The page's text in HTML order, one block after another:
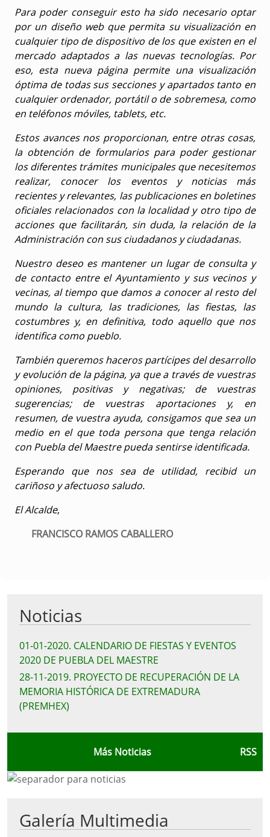
Para poder conseguir esto ha sido necesario optar
por un diseño web que permita su visualización en
cualquier tipo de dispositivo de los que existen en el
mercado adaptados a las nuevas tecnologías. Por
eso, esta nueva página permite una visualización
óptima de todas sus secciones y apartados tanto en
cualquier ordenador, portátil o de sobremesa, como
en teléfonos móviles, tablets, etc.
Estos avances nos proporcionan, entre otras cosas,
la obtención de formularios para poder gestionar
los diferentes trámites municipales que necesitemos
realizar, conocer los eventos y noticias más
recientes y relevantes, las publicaciones en boletines
oficiales relacionados con la localidad y otro tipo de
acciones que facilitarán, sin duda, la relación de la
Administración con sus ciudadanos y ciudadanas.
Nuestro deseo es mantener un lugar de consulta y
de contacto entre el Ayuntamiento y sus vecinos y
vecinas, al tiempo que damos a conocer al resto del
mundo la cultura, las tradiciones, las fiestas, las
costumbres y, en definitiva, todo aquello que nos
identifica como pueblo.
También queremos haceros partícipes del desarrollo
y evolución de la página, ya que a través de vuestras
opiniones, positivas y negativas; de vuestras
sugerencias; de vuestras aportaciones y, en
resumen, de vuestra ayuda, consigamos que sea un
medio en el que toda persona que tenga relación
con Puebla del Maestre pueda sentirse identificada.
Esperando que nos sea de utilidad, recibid un
cariñoso y afectuoso saludo.
El Alcalde,
FRANCISCO RAMOS CABALLERO
Noticias
01-01-2020. CALENDARIO DE FIESTAS Y EVENTOS
2020 DE PUEBLA DEL MAESTRE
28-11-2019. PROYECTO DE RECUPERACIÓN DE LA
MEMORIA HISTÓRICA DE EXTREMADURA
(PREMHEX)
Más Noticias RSS
Galería Multimedia